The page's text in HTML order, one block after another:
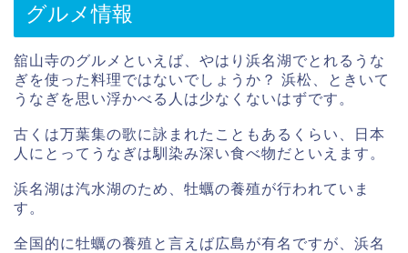
グルメ情報
舘山寺のグルメといえば、やはり浜名湖でとれるうな
ぎを使った料理ではないでしょうか？ 浜松、ときいて
うなぎを思い浮かべる人は少なくないはずです。
古くは万葉集の歌に詠まれたこともあるくらい、日本
人にとってうなぎは馴染み深い食べ物だといえます。
浜名湖は汽水湖のため、牡蠣の養殖が行われていま
す。
全国的に牡蠣の養殖と言えば広島が有名ですが、浜名